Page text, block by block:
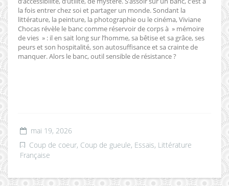
la fois entrer chez soi et partager un monde. Sondant la
littérature, la peinture, la photographie ou le cinéma, Viviane
Chocas révèle le banc comme réservoir de corps à » mémoire
de vies » : il en sait long sur l’homme, sa bêtise et sa grâce, ses
peurs et son hospitalité, son autosuffisance et sa crainte de
manquer. Alors le banc, outil sensible de résistance ?
mai 19, 2026
Coup de coeur, Coup de gueule, Essais, Littérature
Française